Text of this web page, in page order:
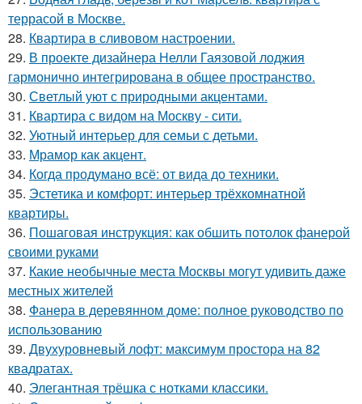
террасой в Москве.
28. Квартира в сливовом настроении.
29. В проекте дизайнера Нелли Гаязовой лоджия
гармонично интегрирована в общее пространство.
30. Светлый уют с природными акцентами.
31. Квартира с видом на Москву - сити.
32. Уютный интерьер для семьи с детьми.
33. Мрамор как акцент.
34. Когда продумано всё: от вида до техники.
35. Эстетика и комфорт: интерьер трёхкомнатной
квартиры.
36. Пошаговая инструкция: как обшить потолок фанерой
своими руками
37. Какие необычные места Москвы могут удивить даже
местных жителей
38. Фанера в деревянном доме: полное руководство по
использованию
39. Двухуровневый лофт: максимум простора на 82
квадратах.
40. Элегантная трёшка с нотками классики.